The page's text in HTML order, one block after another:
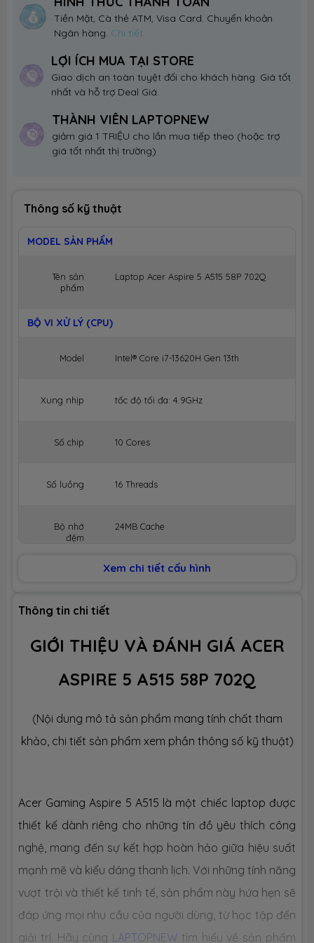
Tiền Mặt, Cà thẻ ATM, Visa Card. Chuyển khoản
Ngân hàng. Chi tiết
LỢI ÍCH MUA TẠI STORE
Giao dịch an toàn tuyệt đối cho khách hàng. Giá tốt
nhất và hỗ trợ Deal Giá.
THÀNH VIÊN LAPTOPNEW
giảm giá 1 TRIỆU cho lần mua tiếp theo (hoặc trợ
giá tốt nhất thị trường)
Thông số kỹ thuật
MODEL SẢN PHẨM
Tên sản
phẩm
Laptop Acer Aspire 5 A515 58P 702Q
BỘ VI XỬ LÝ (CPU)
Model Intel® Core i7-13620H Gen 13th
Xung nhịp tốc độ tối đa: 4.9GHz
Số chip 10 Cores
Số luồng 16 Threads
Bộ nhớ
đệm
24MB Cache
BỘ NHỚ MÁY (RAM)
Dung lượng
Công nghệ LPDDR5 4800MHz
Ổ CỨNG LƯU TRỮ (SSD)
Công nghệ PCIe Gen4
Số slot 1 slot
VGA tích
Intel® UHD Graphics
Xem chi tiết cấu hình
Thông tin chi tiết
GIỚI THIỆU VÀ ĐÁNH GIÁ ACER
ASPIRE 5 A515 58P 702Q
(Nội dung mô tả sản phẩm mang tính chất tham
khảo, chi tiết sản phẩm xem phần thông số kỹ thuật)
Acer Gaming Aspire 5 A515 là một chiếc laptop được
thiết kế dành riêng cho những tín đồ yêu thích công
nghệ, mang đến sự kết hợp hoàn hảo giữa hiệu suất
mạnh mẽ và kiểu dáng thanh lịch. Với những tính năng
vượt trội và thiết kế tinh tế, sản phẩm này hứa hẹn sẽ
đáp ứng mọi nhu cầu của người dùng, từ học tập đến
giải trí. Hãy cùng LAPTOPNEW tìm hiểu về sản phẩm